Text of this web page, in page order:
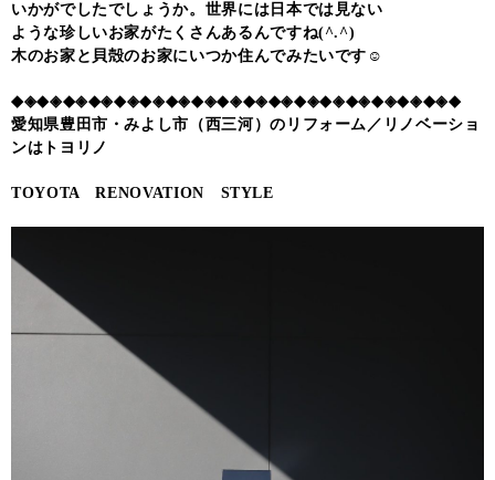
いかがでしたでしょうか。世界には日本では見ない
ような珍しいお家がたくさんあるんですね(^.^)
木のお家と貝殻のお家にいつか住んでみたいです☺
◆◈◆◈◆◈◆◈◆◈◆◈◆◈◆◈◆◈◆◈◆◈◆◈◆◈◆◈◆◈◆◈◆◈◆
愛知県豊田市・みよし市（西三河）のリフォーム／リノベーショ
ンはトヨリノ
TOYOTA RENOVATION STYLE